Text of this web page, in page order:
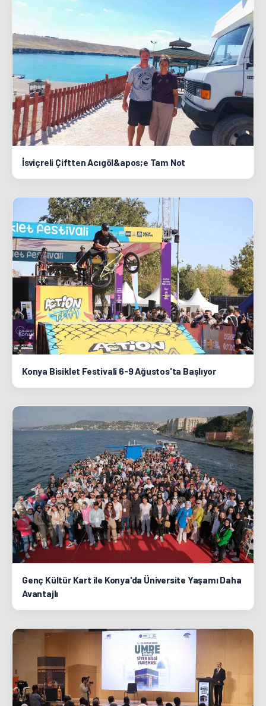
İsviçreli Çiftten Acıgöl&apos;e Tam Not
Konya Bisiklet Festivali 6-9 Ağustos'ta Başlıyor
Genç Kültür Kart ile Konya'da Üniversite Yaşamı Daha
Avantajlı